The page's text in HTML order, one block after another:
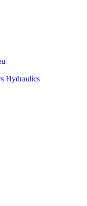
Hydraulics